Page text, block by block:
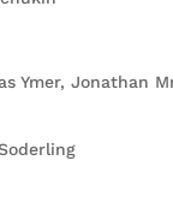
Ymer, Jonathan